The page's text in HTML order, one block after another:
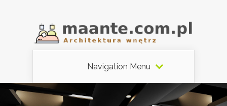
Navigation Menu